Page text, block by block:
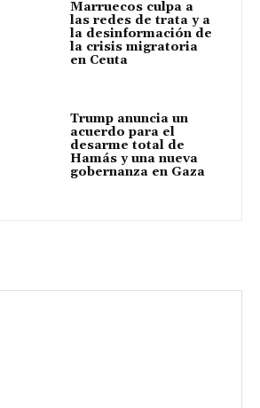
Marruecos culpa a
las redes de trata y a
la desinformación de
la crisis migratoria
en Ceuta
Trump anuncia un
acuerdo para el
desarme total de
Hamás y una nueva
gobernanza en Gaza